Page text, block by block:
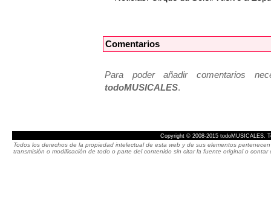
Comentarios
Para poder añadir comentarios
todoMUSICALES.
Copyright © 2008-2015 todoMUSICALES.
Todos los derechos de la propiedad intelectual de esta web y de sus elementos
transmisión o modificación de todo o parte del contenido sin citar la fuente original o